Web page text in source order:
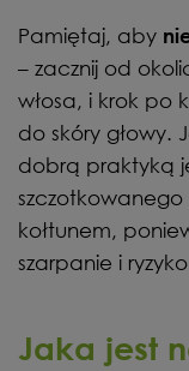
Pamiętaj, aby
– zacznij od
włosa, i krok po
do skóry głowy.
dobrą praktyką
kołtunem,
szarpanie i
Jaka jest